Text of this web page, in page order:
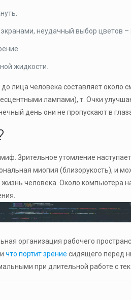
неудачный выбор цветов –
жидкости.
лица человека составляет
лампами), т. Очки
день они не пропускают в
Зрительное утомление
миопия (близорукость), и
человека. Около
организация рабочего
что портит зрение сидящего перед
при длительной работе с